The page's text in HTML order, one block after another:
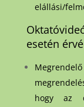
elállási/
esetén
hogy az